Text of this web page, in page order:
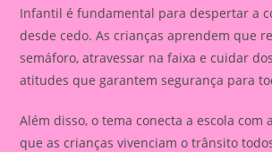
Infantil é fundamental para despertar a
desde cedo. As crianças aprendem que
semáforo, atravessar na faixa e cuidar
atitudes que garantem segurança para
Além disso, o tema conecta a escola com
que as crianças vivenciam o trânsito